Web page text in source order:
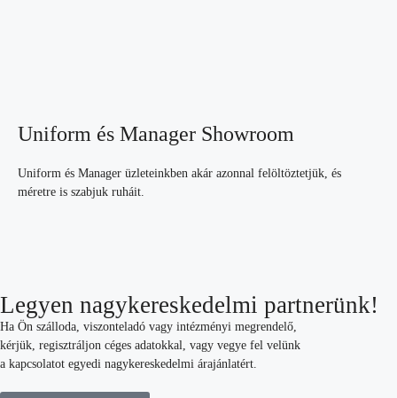
Uniform és Manager Showroom
Uniform és Manager üzleteinkben akár azonnal felöltöztetjük, és
méretre is szabjuk ruháit.
Legyen nagykereskedelmi partnerünk!
Ha Ön szálloda, viszonteladó vagy intézményi megrendelő,
kérjük, regisztráljon céges adatokkal, vagy vegye fel velünk
a kapcsolatot egyedi nagykereskedelmi árajánlatért.